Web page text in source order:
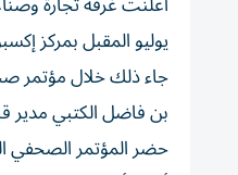
يوليو المقبل بمركز
جاء ذلك خلال مؤتمر
بن فاضل الكتبي مدير
حضر المؤتمر الصحفي